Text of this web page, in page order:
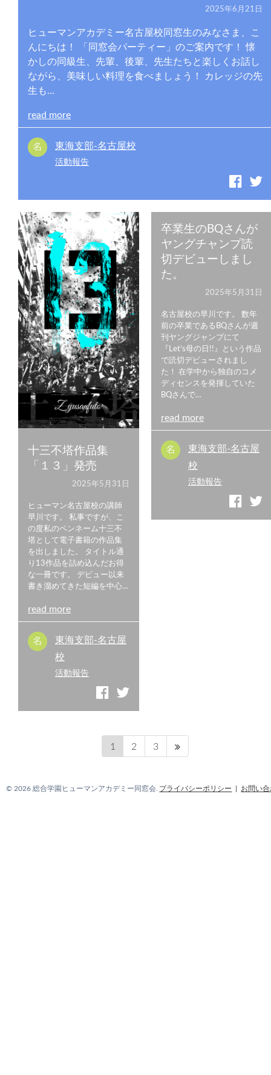
2025年6月21日
ヒューマンアカデミー名古屋校同窓生のみなさま、こ
んにちは！ 「同窓会パーティー」のご案内です！ 懐
かしの同級生、先輩、後輩、先生たちと楽しくお話し
ながら、美味しい料理を食べましょう！ カレッジの先
生も…
read more
東海支部-名古屋校
活動報告
十三不塔作品集
「１３」発売
2025年5月31日
ヒューマン名古屋校の講師
早川です。 私事ですが、こ
の度私のペンネーム十三不
塔として電子書籍の作品集
を出しました。 タイトル通
り13作品を詰め込んだお得
な一冊です。 デビュー以来
書き溜めてきた短編を中心…
read more
東海支部-名古屋
校
活動報告
卒業生のBQさんが
ヤングチャンプ読
切デビューしまし
た。
2025年5月31日
名古屋校の早川です。 数年
前の卒業であるBQさんが週
刊ヤングジャンプにて
『Let’s母の日!!』という作品
で読切デビューされまし
た！ 在学中から独自のコメ
ディセンスを発揮していた
BQさんで…
read more
東海支部-名古屋
校
活動報告
1 2 3
© 2026 総合学園ヒューマンアカデミー同窓会. プライバシーポリシー お問い